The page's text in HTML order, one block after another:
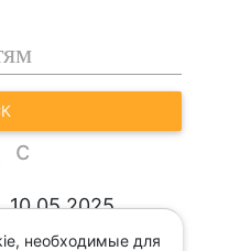
с
необходимые для